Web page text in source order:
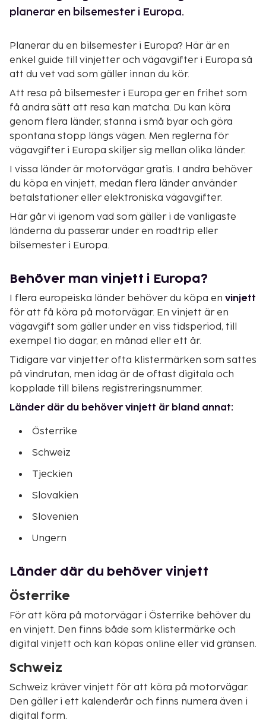
planerar en bilsemester i Europa.
Planerar du en bilsemester i Europa? Här är en
enkel guide till vinjetter och vägavgifter i Europa så
att du vet vad som gäller innan du kör.
Att resa på bilsemester i Europa ger en frihet som
få andra sätt att resa kan matcha. Du kan köra
genom flera länder, stanna i små byar och göra
spontana stopp längs vägen. Men reglerna för
vägavgifter i Europa skiljer sig mellan olika länder.
I vissa länder är motorvägar gratis. I andra behöver
du köpa en vinjett, medan flera länder använder
betalstationer eller elektroniska vägavgifter.
Här går vi igenom vad som gäller i de vanligaste
länderna du passerar under en roadtrip eller
bilsemester i Europa.
Behöver man vinjett i Europa?
I flera europeiska länder behöver du köpa en vinjett
för att få köra på motorvägar. En vinjett är en
vägavgift som gäller under en viss tidsperiod, till
exempel tio dagar, en månad eller ett år.
Tidigare var vinjetter ofta klistermärken som sattes
på vindrutan, men idag är de oftast digitala och
kopplade till bilens registreringsnummer.
Länder där du behöver vinjett är bland annat:
Österrike
Schweiz
Tjeckien
Slovakien
Slovenien
Ungern
Länder där du behöver vinjett
Österrike
För att köra på motorvägar i Österrike behöver du
en vinjett. Den finns både som klistermärke och
digital vinjett och kan köpas online eller vid gränsen.
Schweiz
Schweiz kräver vinjett för att köra på motorvägar.
Den gäller i ett kalenderår och finns numera även i
digital form.